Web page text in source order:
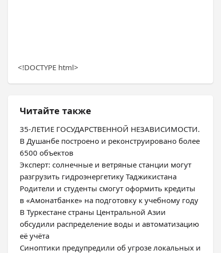
<!DOCTYPE html>
Читайте также
35-ЛЕТИЕ ГОСУДАРСТВЕННОЙ НЕЗАВИСИМОСТИ.
В Душанбе построено и реконструировано более
6500 объектов
Эксперт: солнечные и ветряные станции могут
разгрузить гидроэнергетику Таджикистана
Родители и студенты смогут оформить кредиты
в «Амонатбанке» на подготовку к учебному году
В Туркестане страны Центральной Азии
обсудили распределение воды и автоматизацию
её учёта
Синоптики предупредили об угрозе локальных и